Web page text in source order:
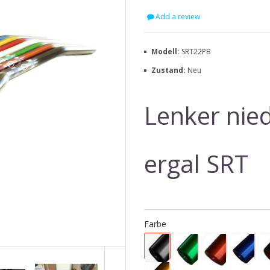
Add a review
Modell: SRT22PB
Zustand: Neu
Lenker
ergal SRT
Farbe